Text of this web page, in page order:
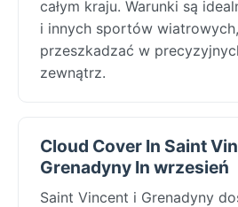
całym kraju. Warunki są
i innych sportów
przeszkadzać w
zewnątrz.
Cloud Cover In Saint
Grenadyny In wrzesień
Saint Vincent i Grenadyny